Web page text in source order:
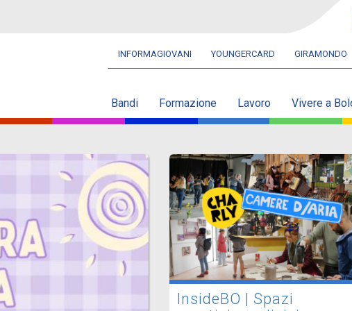
Navbar
INFORMAGIOVANI YOUNGERCARD GIRAMONDO
Bandi Formazione Lavoro Vivere a
InsideBO | Spazi